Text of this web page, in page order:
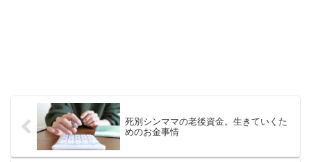
死別シンママの老後資金。生きていくた
めのお金事情